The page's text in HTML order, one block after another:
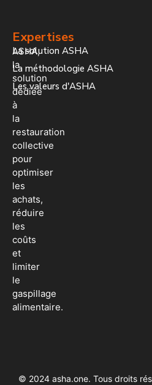
ASHA,
la
solution
dédiée
à
la
restauration
collective
pour
optimiser
les
achats,
réduire
les
coûts
et
limiter
le
gaspillage
alimentaire.
Expertises
La solution ASHA
La méthodologie ASHA
Les valeurs d'ASHA
© 2024 asha.one. Tous droits